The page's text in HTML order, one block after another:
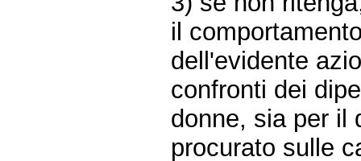
il
dell'evidente
confronti dei
donne, sia per il
procurato sulle